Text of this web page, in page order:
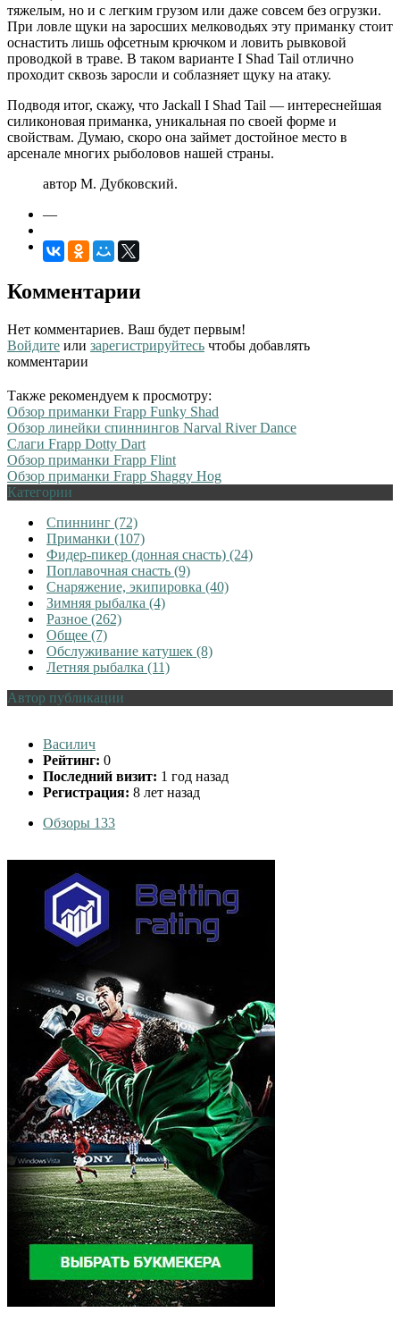
тяжелым, но и с легким грузом или даже совсем без огрузки.
При ловле щуки на заросших мелководьях эту приманку стоит
оснастить лишь офсетным крючком и ловить рывковой
проводкой в траве. В таком варианте I Shad Tail отлично
проходит сквозь заросли и соблазняет щуку на атаку.
Подводя итог, скажу, что Jackall I Shad Tail — интереснейшая
силиконовая приманка, уникальная по своей форме и
свойствам. Думаю, скоро она займет достойное место в
арсенале многих рыболовов нашей страны.
автор М. Дубковский.
—
Комментарии
Нет комментариев. Ваш будет первым!
Войдите или зарегистрируйтесь чтобы добавлять
комментарии
Также рекомендуем к просмотру:
Обзор приманки Frapp Funky Shad
Обзор линейки спиннингов Narval River Dance
Слаги Frapp Dotty Dart
Обзор приманки Frapp Flint
Обзор приманки Frapp Shaggy Hog
Категории
Спиннинг (72)
Приманки (107)
Фидер-пикер (донная снасть) (24)
Поплавочная снасть (9)
Снаряжение, экипировка (40)
Зимняя рыбалка (4)
Разное (262)
Общее (7)
Обслуживание катушек (8)
Летняя рыбалка (11)
Автор публикации
Василич
Рейтинг: 0
Последний визит: 1 год назад
Регистрация: 8 лет назад
Обзоры 133